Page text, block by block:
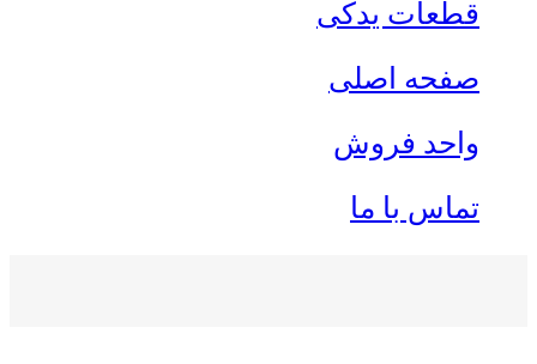
قطعات یدکی
صفحه اصلی
واحد فروش
تماس با ما